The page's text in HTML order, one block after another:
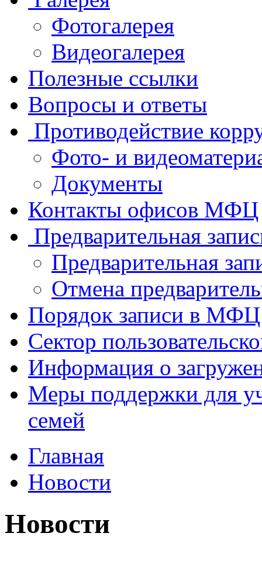
Фотогалерея
Видеогалерея
Полезные ссылки
Вопросы и ответы
Противодействие
Фото- и
Документы
Контакты офисов МФЦ
Предварительная
Предварительная
Отмена
Порядок записи в МФЦ
Сектор
Информация о
Меры поддержки для
семей
Главная
Новости
Новости